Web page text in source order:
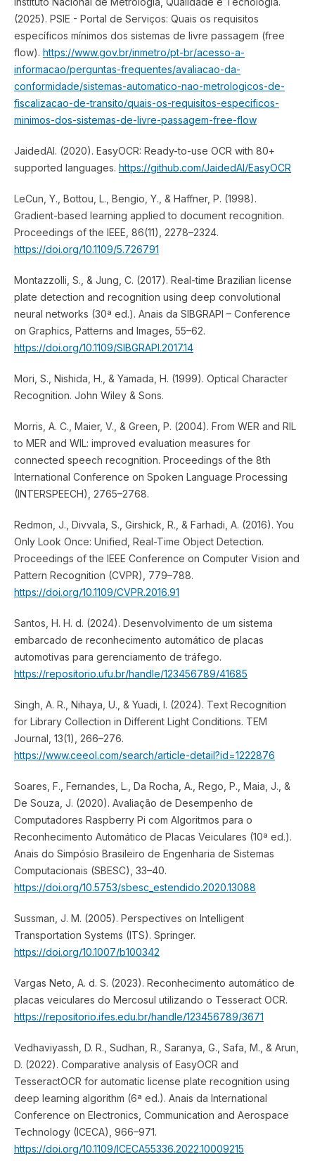
(2025). PSIE - Portal de Serviços: Quais os requisitos
específicos mínimos dos sistemas de livre passagem (free
flow). https://www.gov.br/inmetro/pt-br/acesso-a-
informacao/perguntas-frequentes/avaliacao-da-
conformidade/sistemas-automatico-nao-metrologicos-de-
fiscalizacao-de-transito/quais-os-requisitos-especificos-
minimos-dos-sistemas-de-livre-passagem-free-flow
JaidedAI. (2020). EasyOCR: Ready-to-use OCR with 80+
supported languages. https://github.com/JaidedAI/EasyOCR
LeCun, Y., Bottou, L., Bengio, Y., & Haffner, P. (1998).
Gradient-based learning applied to document recognition.
Proceedings of the IEEE, 86(11), 2278–2324.
https://doi.org/10.1109/5.726791
Montazzolli, S., & Jung, C. (2017). Real-time Brazilian license
plate detection and recognition using deep convolutional
neural networks (30ª ed.). Anais da SIBGRAPI – Conference
on Graphics, Patterns and Images, 55–62.
https://doi.org/10.1109/SIBGRAPI.2017.14
Mori, S., Nishida, H., & Yamada, H. (1999). Optical Character
Recognition. John Wiley & Sons.
Morris, A. C., Maier, V., & Green, P. (2004). From WER and RIL
to MER and WIL: improved evaluation measures for
connected speech recognition. Proceedings of the 8th
International Conference on Spoken Language Processing
(INTERSPEECH), 2765–2768.
Redmon, J., Divvala, S., Girshick, R., & Farhadi, A. (2016). You
Only Look Once: Unified, Real-Time Object Detection.
Proceedings of the IEEE Conference on Computer Vision and
Pattern Recognition (CVPR), 779–788.
https://doi.org/10.1109/CVPR.2016.91
Santos, H. H. d. (2024). Desenvolvimento de um sistema
embarcado de reconhecimento automático de placas
automotivas para gerenciamento de tráfego.
https://repositorio.ufu.br/handle/123456789/41685
Singh, A. R., Nihaya, U., & Yuadi, I. (2024). Text Recognition
for Library Collection in Different Light Conditions. TEM
Journal, 13(1), 266–276.
https://www.ceeol.com/search/article-detail?id=1222876
Soares, F., Fernandes, L., Da Rocha, A., Rego, P., Maia, J., &
De Souza, J. (2020). Avaliação de Desempenho de
Computadores Raspberry Pi com Algoritmos para o
Reconhecimento Automático de Placas Veiculares (10ª ed.).
Anais do Simpósio Brasileiro de Engenharia de Sistemas
Computacionais (SBESC), 33–40.
https://doi.org/10.5753/sbesc_estendido.2020.13088
Sussman, J. M. (2005). Perspectives on Intelligent
Transportation Systems (ITS). Springer.
https://doi.org/10.1007/b100342
Vargas Neto, A. d. S. (2023). Reconhecimento automático de
placas veiculares do Mercosul utilizando o Tesseract OCR.
https://repositorio.ifes.edu.br/handle/123456789/3671
Vedhaviyassh, D. R., Sudhan, R., Saranya, G., Safa, M., & Arun,
D. (2022). Comparative analysis of EasyOCR and
TesseractOCR for automatic license plate recognition using
deep learning algorithm (6ª ed.). Anais da International
Conference on Electronics, Communication and Aerospace
Technology (ICECA), 966–971.
https://doi.org/10.1109/ICECA55336.2022.10009215